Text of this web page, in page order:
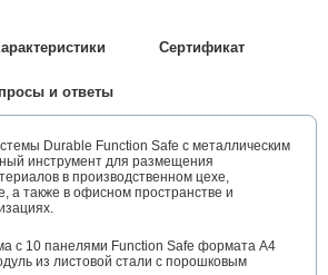
Сертификат
и ответы
Durable Function Safe с металлическим
инструмент для размещения
в производственном цехе,
а также в офисном пространстве и
с 10 панелями Function Safe формата А4
из листовой стали с порошковым